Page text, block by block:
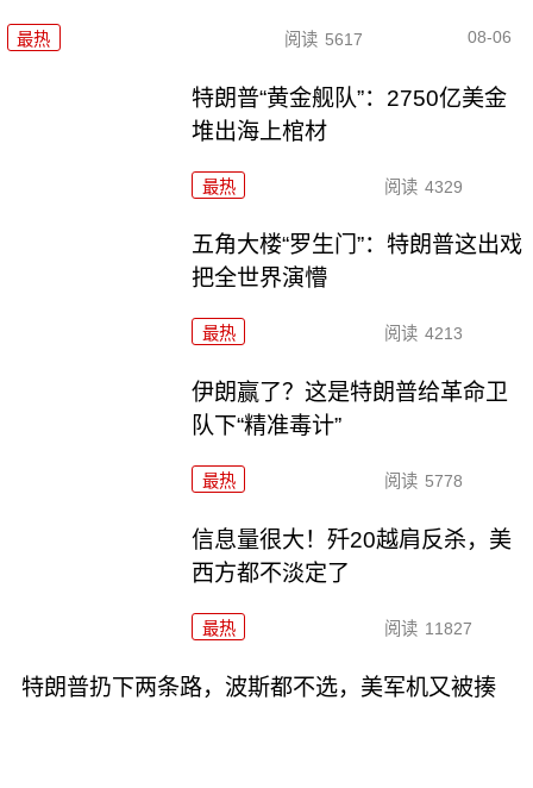
最热 阅读 5617 08-06
特朗普“黄金舰队”：2750亿美金
堆出海上棺材
最热 阅读 4329
五角大楼“罗生门”：特朗普这出戏
把全世界演懵
最热 阅读 4213
伊朗赢了？这是特朗普给革命卫
队下“精准毒计”
最热 阅读 5778
信息量很大！歼20越肩反杀，美
西方都不淡定了
最热 阅读 11827
特朗普扔下两条路，波斯都不选，美军机又被揍